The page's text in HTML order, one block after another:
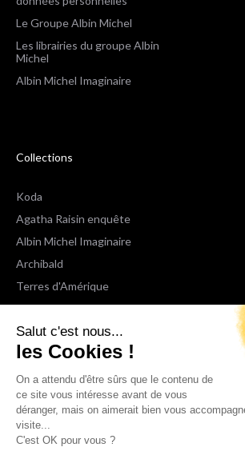
Salut c'est nous...
les Cookies !
On a attendu d'être sûrs que le contenu de
ce site vous intéresse avant de vous
déranger, mais on aimerait bien vous
visite...
C'est OK pour vous ?
Le Groupe Albin Michel
Les librairies du groupe Albin
Michel
Albin Michel Imaginaire
Collections
Koda
Agatha Raisin enquête
Albin Michel Imaginaire
Archibald
Terres d'Amérique
Espaces Libres Poche
NOX
Wiz
Voir toutes les collections
Nous suivre